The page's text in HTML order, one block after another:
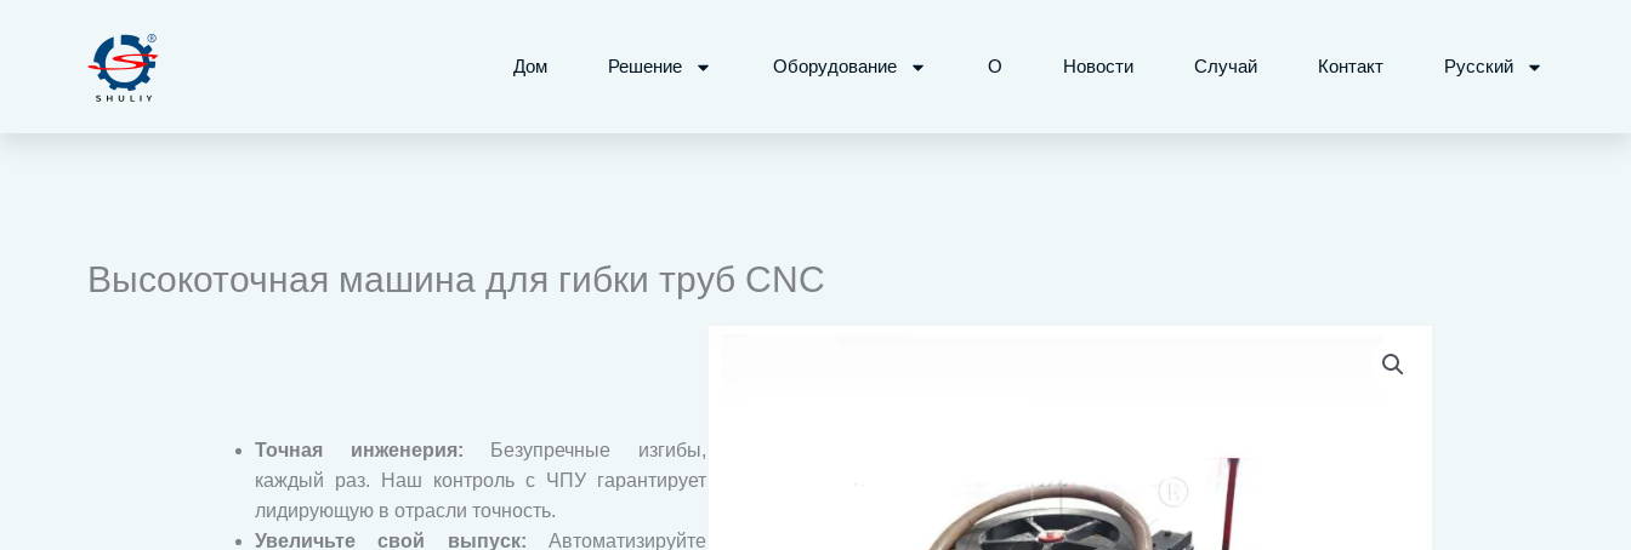
содержимому
Дом Решение Оборудование О Новости Случай Контакт Русский
Высокоточная машина для гибки труб CNC
Точная инженерия: Безупречные изгибы,
каждый раз. Наш контроль с ЧПУ гарантирует
лидирующую в отрасли точность.
Увеличьте свой выпуск: Автоматизируйте